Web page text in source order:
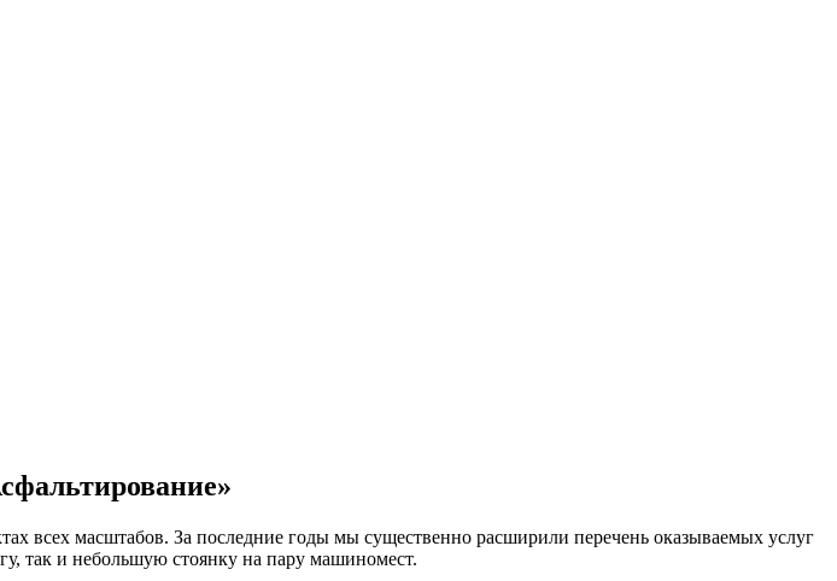
всех масштабов. За последние годы мы существенно расширили перечень оказываемых услуг
так и небольшую стоянку на пару машиномест.